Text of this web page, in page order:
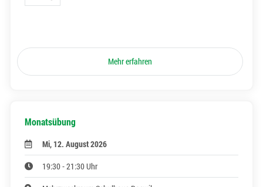
Mehr erfahren
Monatsübung
Mi, 12. August 2026
19:30 - 21:30 Uhr